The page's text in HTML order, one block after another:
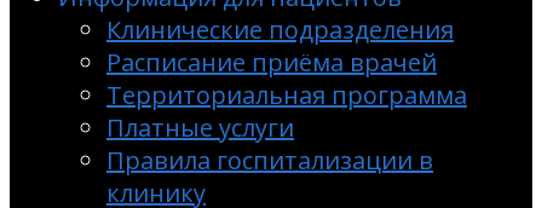
Клинические подразделения
Расписание приёма врачей
Территориальная программа
Платные услуги
Правила госпитализации в
клинику